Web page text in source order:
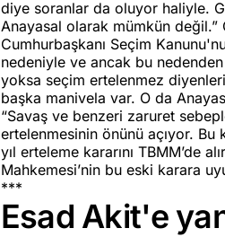
diye soranlar da oluyor haliyle.
Anayasal olarak mümkün değil.”
Cumhurbaşkanı Seçim
nedeniyle ve ancak bu
yoksa seçim ertelenmez
başka manivela var. O da
“Savaş ve benzeri zaruret
ertelenmesinin önünü açıyor. Bu
yıl erteleme kararını TBMM’de
Mahkemesi’nin bu eski karara
***
Esad Akit'e